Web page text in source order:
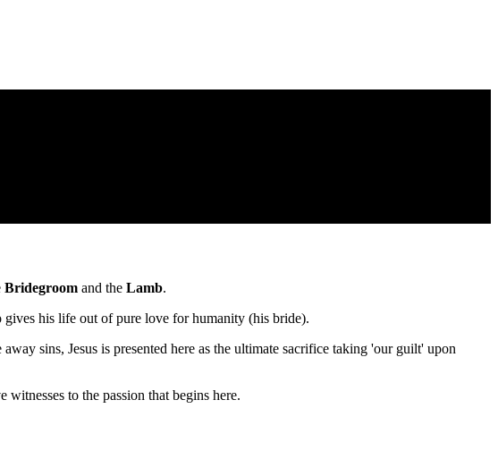
Bridegroom and the Lamb.
gives his life out of pure love for humanity (his bride).
sins, Jesus is presented here as the ultimate sacrifice taking 'our guilt' upon
to the passion that begins here.